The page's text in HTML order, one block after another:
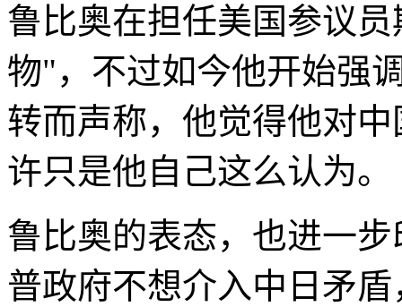
鲁比奥在担任美国参议
物"，不过如今他开始强
转而声称，他觉得他对
许只是他自己这么认为。
鲁比奥的表态，也进一
普政府不想介入中日矛